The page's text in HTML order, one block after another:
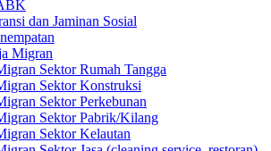
dan Jaminan Sosial
Migran
Sektor Rumah Tangga
Sektor Konstruksi
Sektor Perkebunan
Sektor Pabrik/Kilang
Sektor Kelautan